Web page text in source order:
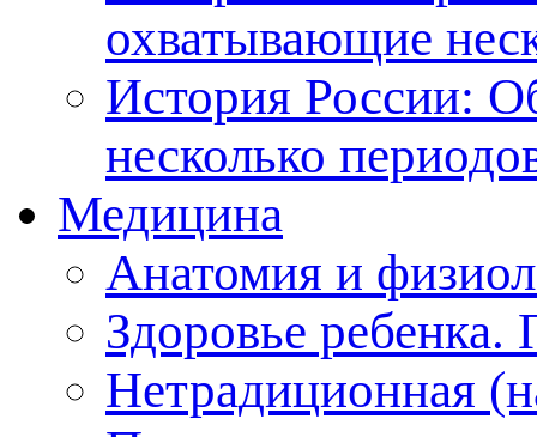
охватывающие
История России:
несколько
Медицина
Анатомия и
Здоровье ребенка.
Нетрадиционная